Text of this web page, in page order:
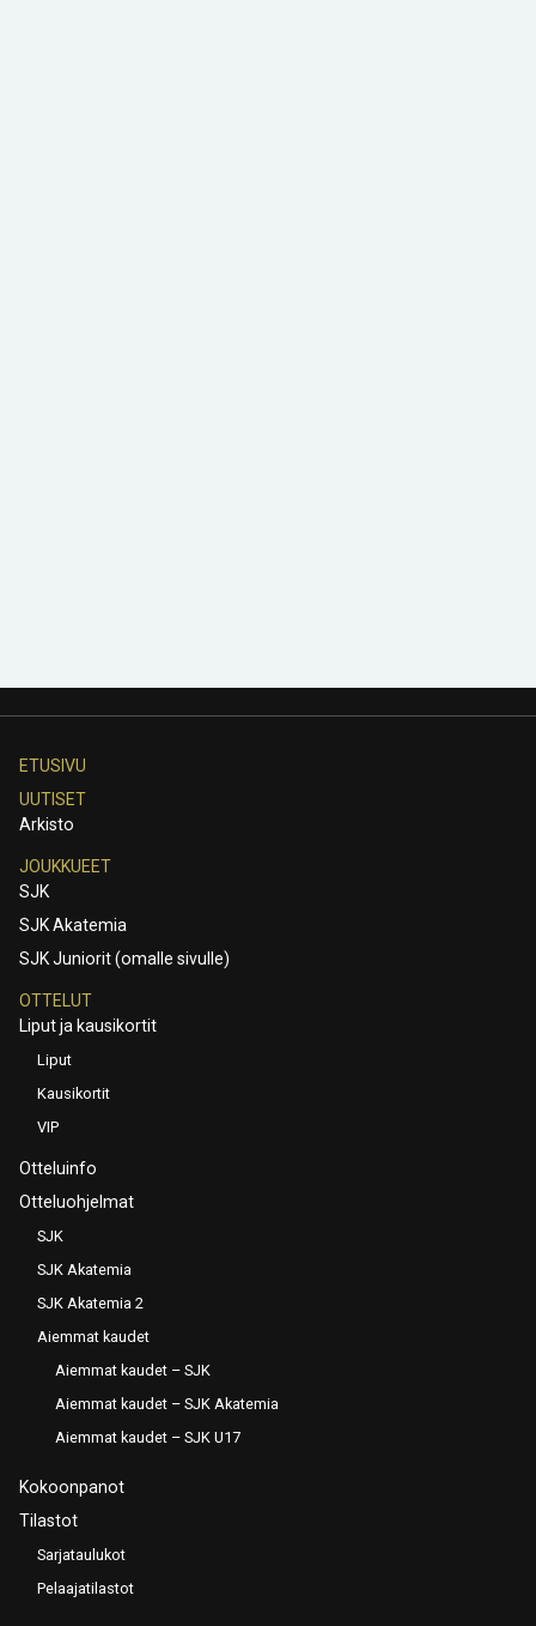
ETUSIVU
UUTISET
Arkisto
JOUKKUEET
SJK
SJK Akatemia
SJK Juniorit (omalle sivulle)
OTTELUT
Liput ja kausikortit
Liput
Kausikortit
VIP
Otteluinfo
Otteluohjelmat
SJK
SJK Akatemia
SJK Akatemia 2
Aiemmat kaudet
Aiemmat kaudet – SJK
Aiemmat kaudet – SJK Akatemia
Aiemmat kaudet – SJK U17
Kokoonpanot
Tilastot
Sarjataulukot
Pelaajatilastot